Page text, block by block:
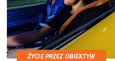
ŻYCIE PRZEZ OBIEKTYW